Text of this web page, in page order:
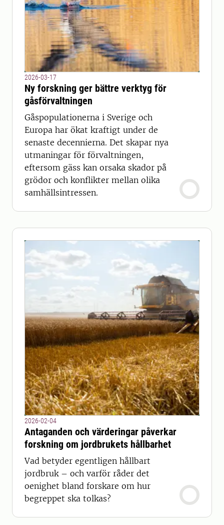
2026-03-17
Ny forskning ger bättre verktyg för
gåsförvaltningen
Gåspopulationerna i Sverige och
Europa har ökat kraftigt under de
senaste decennierna. Det skapar nya
utmaningar för förvaltningen,
eftersom gäss kan orsaka skador på
grödor och konflikter mellan olika
samhällsintressen.
2026-02-04
Antaganden och värderingar påverkar
forskning om jordbrukets hållbarhet
Vad betyder egentligen hållbart
jordbruk – och varför råder det
oenighet bland forskare om hur
begreppet ska tolkas?